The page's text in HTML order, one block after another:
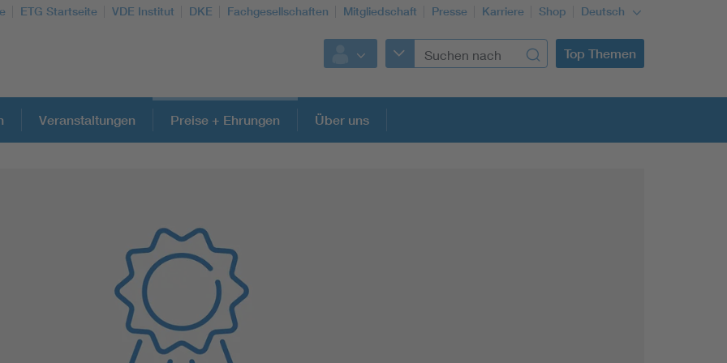
ETG Startseite VDE Institut DKE Fachgesellschaften Mitgliedschaft Presse Karriere Shop Deutsch
Top Themen
Energy grids
Energy storage
Veranstaltungen Preise + Ehrungen Über uns